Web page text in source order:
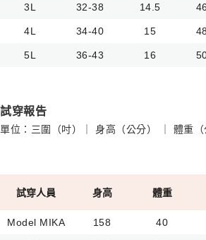
3L 32-38 14.5
4L 34-40 15
5L 36-43 16
試穿報告
單位：三圍（吋）｜ 身高（公分） ｜ 體重（
試穿人員 身高 體重
Model MIKA 158 40